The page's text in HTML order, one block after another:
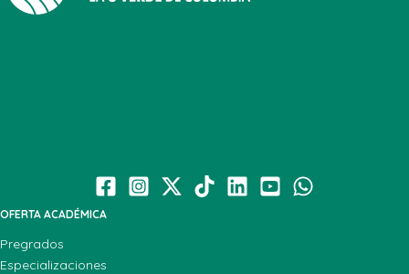
OFERTA ACADÉMICA
Pregrados
Especializaciones